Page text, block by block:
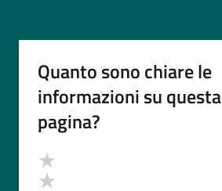
Quanto sono chiare le
informazioni su questa
pagina?
Valutazione